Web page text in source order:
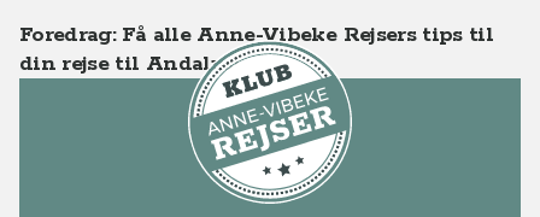
Foredrag: Få alle Anne-Vibeke Rejsers tips til
din rejse til Andalusien